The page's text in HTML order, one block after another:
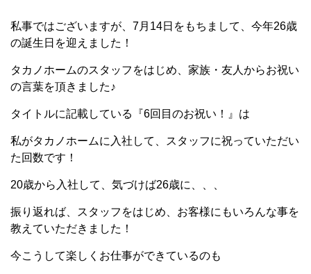
私事ではございますが、7月14日をもちまして、今年26歳
の誕生日を迎えました！
タカノホームのスタッフをはじめ、家族・友人からお祝い
の言葉を頂きました♪
タイトルに記載している『6回目のお祝い！』は
私がタカノホームに入社して、スタッフに祝っていただい
た回数です！
20歳から入社して、気づけば26歳に、、、
振り返れば、スタッフをはじめ、お客様にもいろんな事を
教えていただきました！
今こうして楽しくお仕事ができているのも